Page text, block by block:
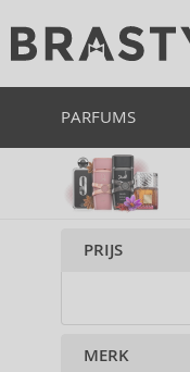
PARFUMS
PRIJS
MERK